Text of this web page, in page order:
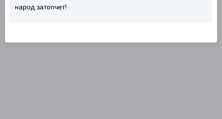
народ затопчет!